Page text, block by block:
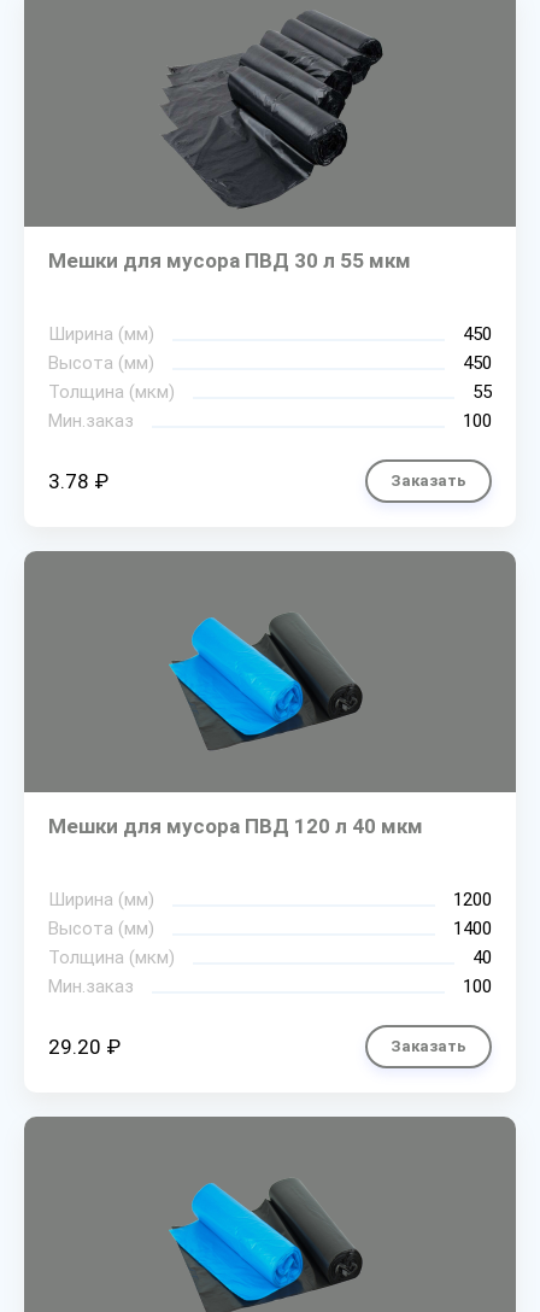
Мешки для мусора ПВД 30 л 55 мкм
Ширина (мм)
450
Высота (мм)
450
Толщина (мкм)
55
Мин.заказ
100
3.78 ₽ Заказать
Мешки для мусора ПВД 120 л 40 мкм
Ширина (мм)
1200
Высота (мм)
1400
Толщина (мкм)
40
Мин.заказ
100
29.20 ₽ Заказать